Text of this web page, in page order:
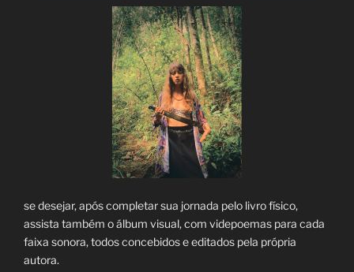
se desejar, após completar sua jornada pelo livro físico,
assista também o álbum visual, com videpoemas para cada
faixa sonora, todos concebidos e editados pela própria
autora.